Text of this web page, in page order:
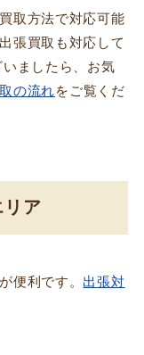
取方法で対応可能
張買取も対応して
ましたら、お気
の流れをご覧くだ
ア
便利です。 出張対